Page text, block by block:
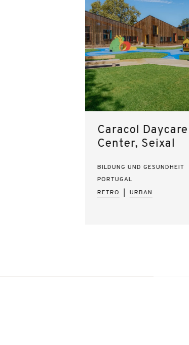
Caracol Daycare
Center, Seixal
BILDUNG UND GESUNDHEIT
PORTUGAL
RETRO
URBAN